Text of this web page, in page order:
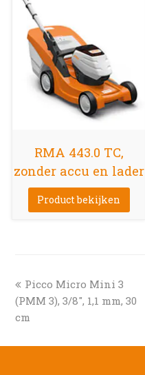
RMA 443.0 TC,
zonder accu en lader
Product bekijken
previous
post:
Picco Micro Mini 3
(PMM 3), 3/8″, 1,1 mm, 30
cm